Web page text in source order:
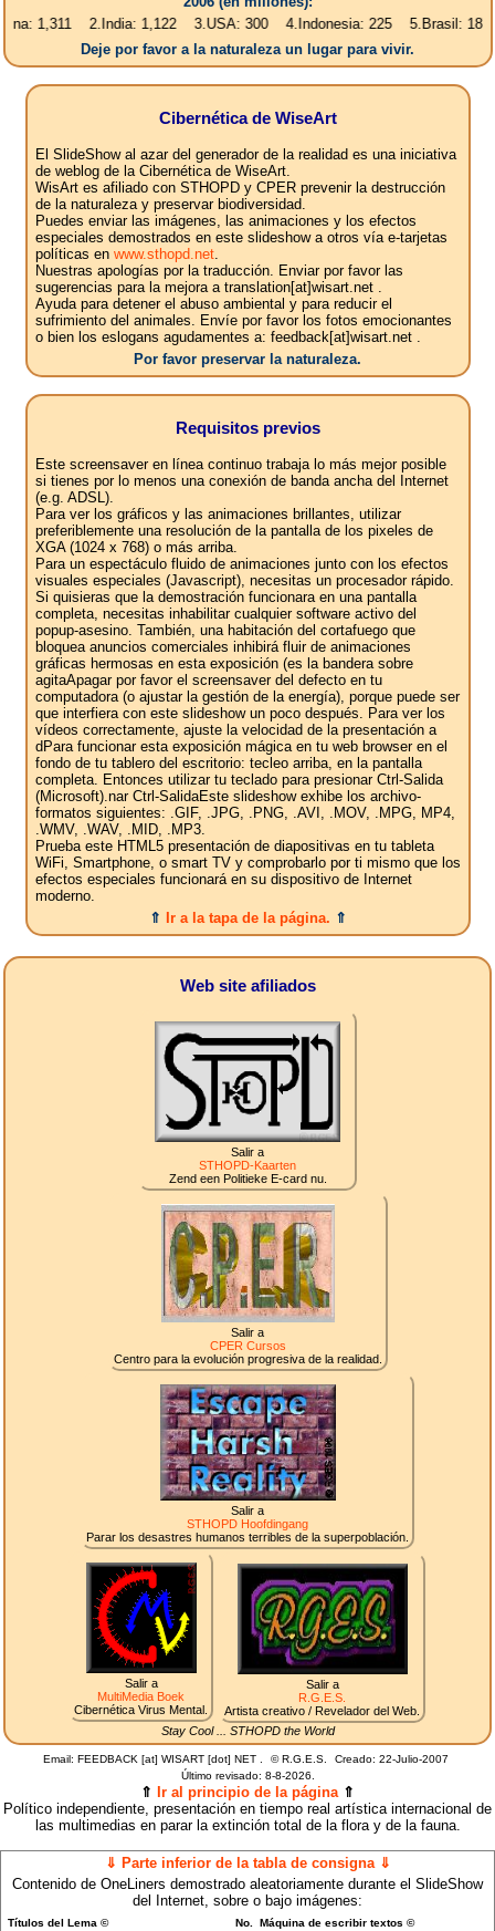
2.India: 1,122 3.USA: 300 4.Indonesia: 225 5.Brasil: 187
Deje por favor a la naturaleza un lugar para vivir.
Cibernética de WiseArt
El SlideShow al azar del generador de la realidad es una iniciativa
de weblog de la Cibernética de WiseArt.
WisArt es afiliado con STHOPD y CPER prevenir la destrucción
de la naturaleza y preservar biodiversidad.
Puedes enviar las imágenes, las animaciones y los efectos
especiales demostrados en este slideshow a otros vía e-tarjetas
políticas en www.sthopd.net.
Nuestras apologías por la traducción. Enviar por favor las
sugerencias para la mejora a translation[at]wisart.net .
Ayuda para detener el abuso ambiental y para reducir el
sufrimiento del animales. Envíe por favor los fotos emocionantes
o bien los eslogans agudamentes a: feedback[at]wisart.net .
Por favor preservar la naturaleza.
Requisitos previos
Este screensaver en línea continuo trabaja lo más mejor posible
si tienes por lo menos una conexión de banda ancha del Internet
(e.g. ADSL).
Para ver los gráficos y las animaciones brillantes, utilizar
preferiblemente una resolución de la pantalla de los pixeles de
XGA (1024 x 768) o más arriba.
Para un espectáculo fluido de animaciones junto con los efectos
visuales especiales (Javascript), necesitas un procesador rápido.
Si quisieras que la demostración funcionara en una pantalla
completa, necesitas inhabilitar cualquier software activo del
popup-asesino. También, una habitación del cortafuego que
bloquea anuncios comerciales inhibirá fluir de animaciones
gráficas hermosas en esta exposición (es la bandera sobre
agitaApagar por favor el screensaver del defecto en tu
computadora (o ajustar la gestión de la energía), porque puede ser
que interfiera con este slideshow un poco después. Para ver los
vídeos correctamente, ajuste la velocidad de la presentación a
dPara funcionar esta exposición mágica en tu web browser en el
fondo de tu tablero del escritorio: tecleo arriba, en la pantalla
completa. Entonces utilizar tu teclado para presionar Ctrl-Salida
(Microsoft).nar Ctrl-SalidaEste slideshow exhibe los archivo-
formatos siguientes: .GIF, .JPG, .PNG, .AVI, .MOV, .MPG, MP4,
.WMV, .WAV, .MID, .MP3.
Prueba este HTML5 presentación de diapositivas en tu tableta
WiFi, Smartphone, o smart TV y comprobarlo por ti mismo que los
efectos especiales funcionará en su dispositivo de Internet
moderno.
⇑
Ir a la tapa de la página. ⇑
Web site afiliados
Salir a
STHOPD-Kaarten
Zend een Politieke E-card nu.
Salir a
CPER Cursos
Centro para la evolución progresiva de la realidad.
Salir a
STHOPD Hoofdingang
Parar los desastres humanos terribles de la superpoblación.
Salir a
MultiMedia Boek
Cibernética Virus Mental.
Salir a
R.G.E.S.
Artista creativo / Revelador del Web.
Stay Cool ... STHOPD the World
Email: FEEDBACK [at] WISART [dot] NET . ©R.G.E.S.
Creado: 22-Julio-2007
Último revisado: 8-8-2026.
⇑ Ir al principio de la página⇑
Político independiente, presentación en tiempo real artística internacional de
las multimedias en parar la extinción total de la flora y de la fauna.
⇓ Parte inferior de la tabla de consigna ⇓
Contenido de OneLiners demostrado aleatoriamente durante el SlideShow
del Internet, sobre o bajo imágenes:
Títulos del Lema © No. Máquina de escribir textos ©